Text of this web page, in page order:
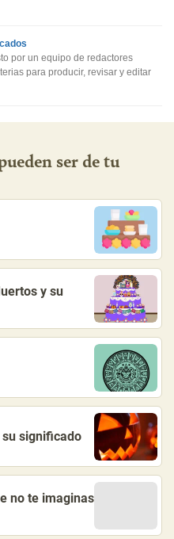
por un equipo de redactores
para producir, revisar y editar
ser de tu
y su
significado
no te imaginas